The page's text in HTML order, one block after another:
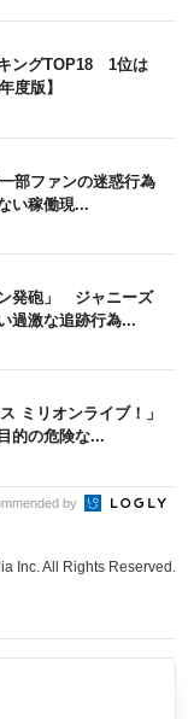
キングTOP18 1位は
度版】
部ファンの迷惑行為
い稼働現...
ン発砲」 ジャニーズ
過激な追跡行為...
ミリオンライブ！」
的の危険な...
by
Inc. All Rights Reserved.